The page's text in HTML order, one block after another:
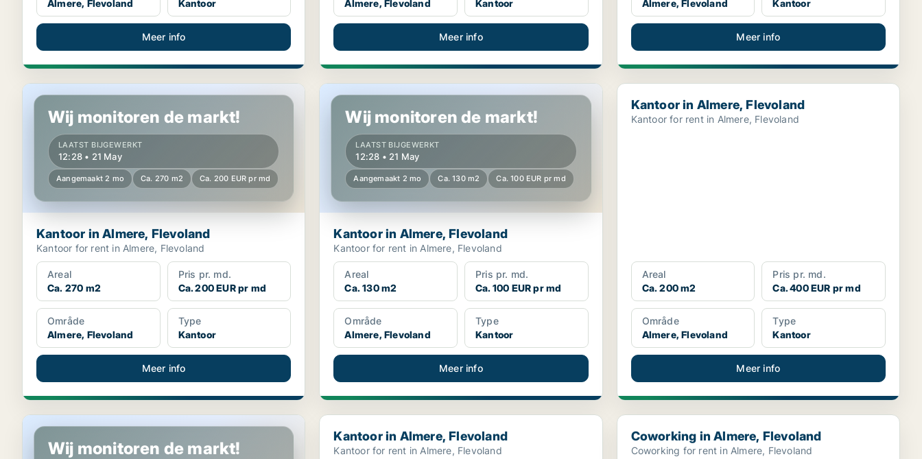
Almere, Flevoland
Kantoor
Meer info
Almere, Flevoland
Kantoor
Meer info
Almere, Flevoland
Kantoor
Meer info
Kantoor in Almere, Flevoland
Wij monitoren de markt!
LAATST BIJGEWERKT
12:28 • 21 May
Aangemaakt 2 mo Ca. 270 m2 Ca. 200 EUR pr md
Kantoor in Almere, Flevoland
Kantoor for rent in Almere, Flevoland
Areal
Ca. 270 m2
Pris pr. md.
Ca. 200 EUR pr md
Område
Almere, Flevoland
Type
Kantoor
Meer info
Kantoor in Almere, Flevoland
Wij monitoren de markt!
LAATST BIJGEWERKT
12:28 • 21 May
Aangemaakt 2 mo Ca. 130 m2 Ca. 100 EUR pr md
Kantoor in Almere, Flevoland
Kantoor for rent in Almere, Flevoland
Areal
Ca. 130 m2
Pris pr. md.
Ca. 100 EUR pr md
Område
Almere, Flevoland
Type
Kantoor
Meer info
Kantoor in Almere, Flevoland
Kantoor in Almere, Flevoland
Kantoor for rent in Almere, Flevoland
Areal
Ca. 200 m2
Pris pr. md.
Ca. 400 EUR pr md
Område
Almere, Flevoland
Type
Kantoor
Meer info
Kantoor in Almere, Flevoland
Wij monitoren de markt!
Kantoor in Almere, Flevoland
Kantoor in Almere, Flevoland
Kantoor for rent in Almere, Flevoland
Coworking in Almere, Flevoland
Coworking in Almere, Flevoland
Coworking for rent in Almere, Flevoland